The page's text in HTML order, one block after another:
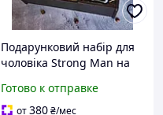
Подарунковий набір для
чоловіка Strong Man на
ювілей керівнику батьку
другу
Готово к отправке
от380₴/мес